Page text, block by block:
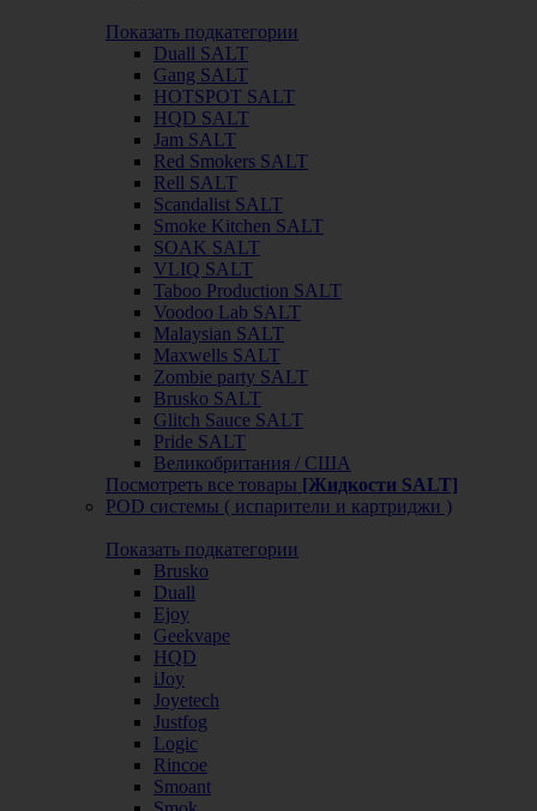
Показать подкатегории
Duall SALT
Gang SALT
HOTSPOT SALT
HQD SALT
Jam SALT
Red Smokers SALT
Rell SALT
Scandalist SALT
Smoke Kitchen SALT
SOAK SALT
VLIQ SALT
Taboo Production SALT
Voodoo Lab SALT
Malaysian SALT
Maxwells SALT
Zombie party SALT
Brusko SALT
Glitch Sauce SALT
Pride SALT
Великобритания / США
Посмотреть все товары [Жидкости SALT]
POD системы ( испарители и картриджи )
Показать подкатегории
Brusko
Duall
Ejoy
Geekvape
HQD
iJoy
Joyetech
Justfog
Logic
Rincoe
Smoant